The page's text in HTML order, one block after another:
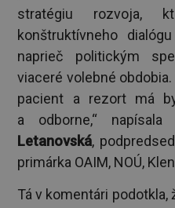
stratégiu rozvoja,
konštruktívneho
naprieč politickým
viaceré volebné
pacient a rezort má
a odborne,“
Letanovská,
primárka OAIM, NOÚ,
Tá v komentári